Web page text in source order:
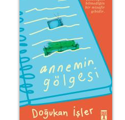
Annemin Gölgesi